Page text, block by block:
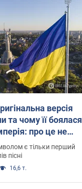
версія
та чому її боялася
про це не
у школі
є тільки перший
пісні
16,6 т.